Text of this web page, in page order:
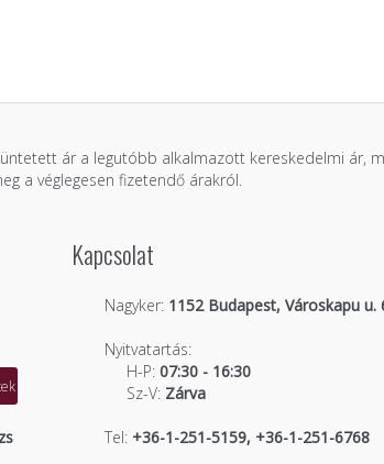
ár a legutóbb alkalmazott kereskedelmi ár,
a véglegesen fizetendő árakról.
Kapcsolat
Nagyker: 1152 Budapest, Városkapu u.
Nyitvatartás:
H-P: 07:30 - 16:30
Sz-V: Zárva
Tel: +36-1-251-5159, +36-1-251-6768